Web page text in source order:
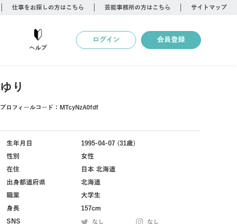
仕事をお探しの方はこちら 芸能事務所の方はこちら サイトマップ
ヘルプ
ログイン 会員登録
ゆり
プロフィールコード： MTcyNzA0fdf
生年月日
1995-04-07 (31歳)
性別
女性
在住
日本 北海道
出身都道府県
北海道
職業
大学生
身長
157cm
SNS
なし なし